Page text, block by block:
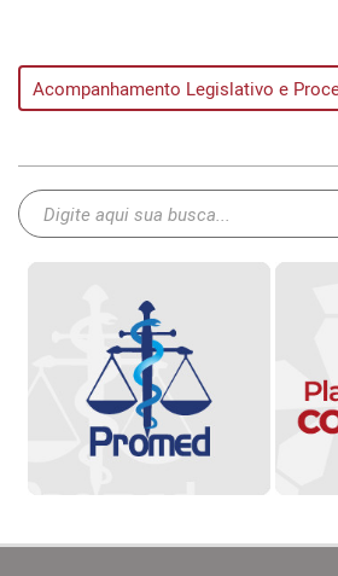
Acompanhamento Legislativo e